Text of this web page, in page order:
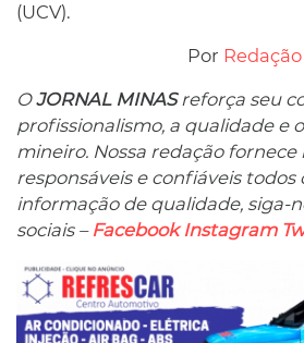
(UCV).
Por Redação
OJORNAL MINASreforça seu
profissionalismo, a qualidade e
mineiro. Nossa redação
responsáveis ​​e confiáveis ​​todos
informação de qualidade, siga-
sociais – Facebook Instagram